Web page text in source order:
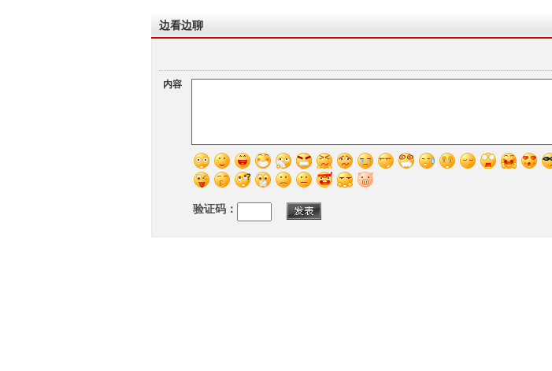
边看边聊
内容
验证码：